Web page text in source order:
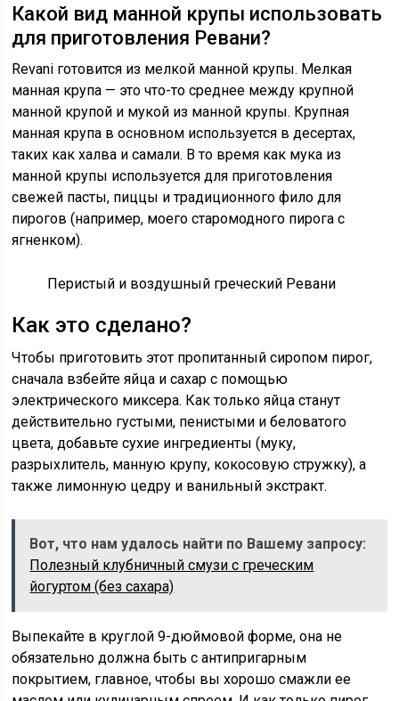
Какой вид манной крупы использовать
для приготовления Ревани?
Revani готовится из мелкой манной крупы. Мелкая
манная крупа — это что-то среднее между крупной
манной крупой и мукой из манной крупы. Крупная
манная крупа в основном используется в десертах,
таких как халва и самали. В то время как мука из
манной крупы используется для приготовления
свежей пасты, пиццы и традиционного фило для
пирогов (например, моего старомодного пирога с
ягненком).
Перистый и воздушный греческий Ревани
Как это сделано?
Чтобы приготовить этот пропитанный сиропом пирог,
сначала взбейте яйца и сахар с помощью
электрического миксера. Как только яйца станут
действительно густыми, пенистыми и беловатого
цвета, добавьте сухие ингредиенты (муку,
разрыхлитель, манную крупу, кокосовую стружку), а
также лимонную цедру и ванильный экстракт.
Вот, что нам удалось найти по Вашему запросу:
Полезный клубничный смузи с греческим
йогуртом (без сахара)
Выпекайте в круглой 9-дюймовой форме, она не
обязательно должна быть с антипригарным
покрытием, главное, чтобы вы хорошо смажли ее